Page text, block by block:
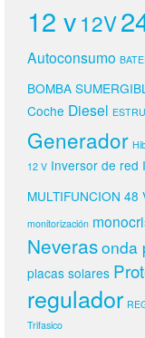
12 v12V
Autoconsumo
BOMBA
Coche Diesel
Generador
12 V Inversor de red
MULTIFUNCION 48
monitorización
Neverasonda
placas solares
regulador
Trifasico